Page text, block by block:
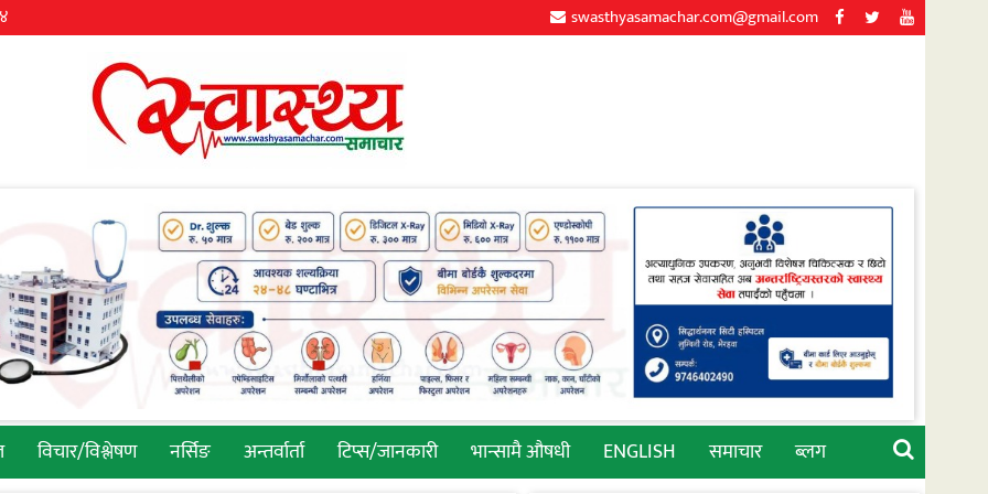
swasthyasamachar.com@gmail.com
विचार/विश्लेषण नर्सिङ अन्तर्वार्ता टिप्स/जानकारी भान्सामै औषधी ENGLISH समाचार ब्लग